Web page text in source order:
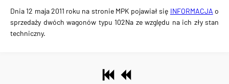
Dnia 12 maja 2011 roku na stronie MPK pojawiał się INFORMACJA o
sprzedaży dwóch wagonów typu 102Na ze względu na ich zły stan
techniczny.